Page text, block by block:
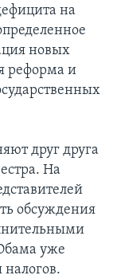
на
новых
реформа и
друг друга
На
обсуждения
уже